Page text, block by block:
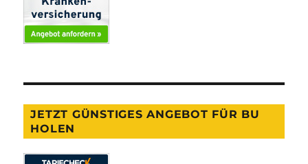
JETZT GÜNSTIGES ANGEBOT FÜR BU
HOLEN